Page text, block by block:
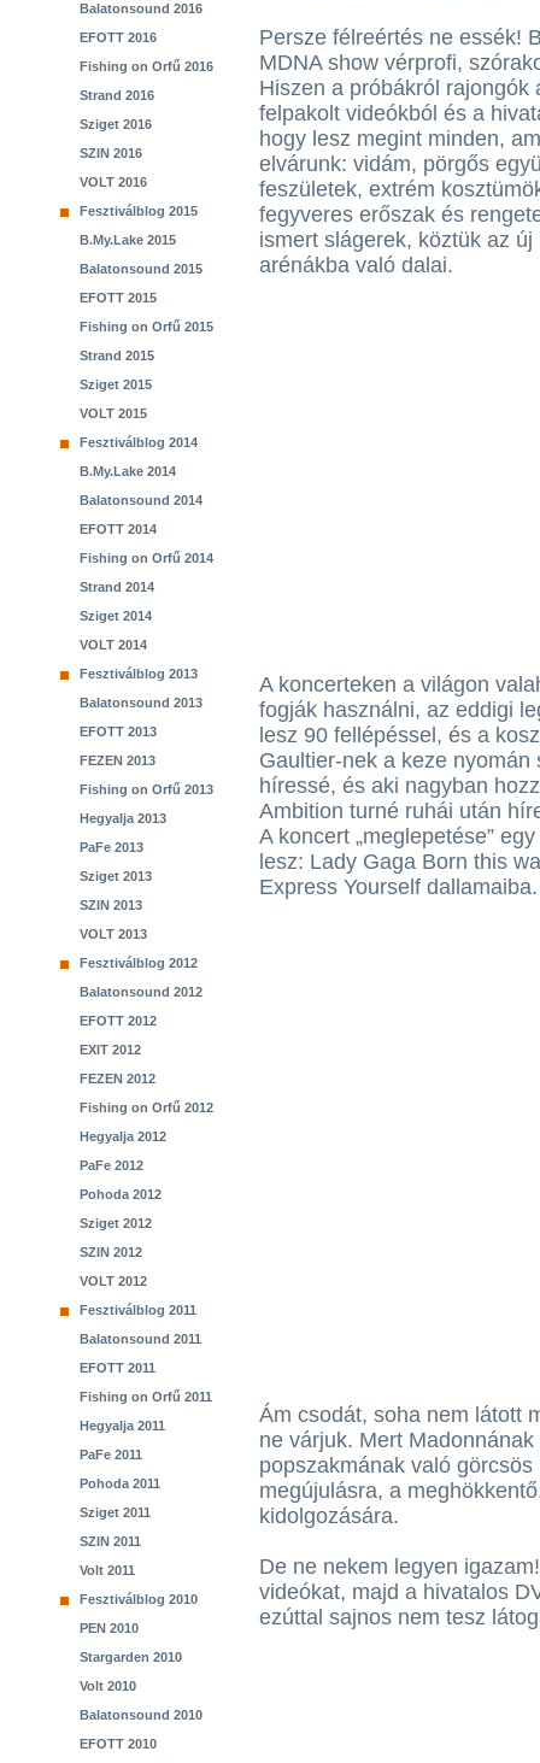
Balatonsound 2016
EFOTT 2016
Fishing on Orfű 2016
Strand 2016
Sziget 2016
SZIN 2016
VOLT 2016
Fesztiválblog 2015
B.My.Lake 2015
Balatonsound 2015
EFOTT 2015
Fishing on Orfű 2015
Strand 2015
Sziget 2015
VOLT 2015
Fesztiválblog 2014
B.My.Lake 2014
Balatonsound 2014
EFOTT 2014
Fishing on Orfű 2014
Strand 2014
Sziget 2014
VOLT 2014
Fesztiválblog 2013
Balatonsound 2013
EFOTT 2013
FEZEN 2013
Fishing on Orfű 2013
Hegyalja 2013
PaFe 2013
Sziget 2013
SZIN 2013
VOLT 2013
Fesztiválblog 2012
Balatonsound 2012
EFOTT 2012
EXIT 2012
FEZEN 2012
Fishing on Orfű 2012
Hegyalja 2012
PaFe 2012
Pohoda 2012
Sziget 2012
SZIN 2012
VOLT 2012
Fesztiválblog 2011
Balatonsound 2011
EFOTT 2011
Fishing on Orfű 2011
Hegyalja 2011
PaFe 2011
Pohoda 2011
Sziget 2011
SZIN 2011
Volt 2011
Fesztiválblog 2010
PEN 2010
Stargarden 2010
Volt 2010
Balatonsound 2010
EFOTT 2010
Persze félreértés ne essék!
MDNA show vérprofi,
Hiszen a próbákról
felpakolt videókból és a
hogy lesz megint minden,
elvárunk: vidám, pörgős
feszületek, extrém
fegyveres erőszak és
ismert slágerek, köztük az
arénákba való dalai.
A koncerteken a világon
fogják használni, az eddigi
lesz 90 fellépéssel, és a
Gaultier-nek a keze
híressé, és aki nagyban
Ambition turné ruhái után
A koncert „meglepetése”
lesz: Lady Gaga Born this
Express Yourself
Ám csodát, soha nem látott
ne várjuk. Mert
popszakmának való
megújulásra, a
kidolgozására.
De ne nekem legyen
videókat, majd a hivatalos
ezúttal sajnos nem tesz